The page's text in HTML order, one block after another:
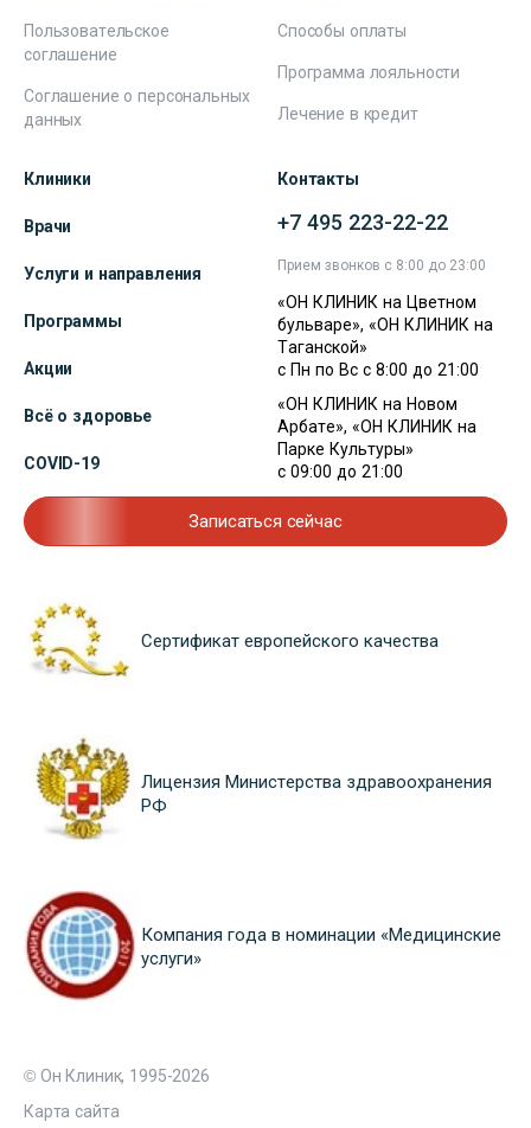
Пользовательское
соглашение
Соглашение о персональных
данных
Способы оплаты
Программа лояльности
Лечение в кредит
Клиники
Врачи
Услуги и направления
Программы
Акции
Всё о здоровье
COVID-19
Контакты
+7 495 223-22-22
Прием звонков с 8:00 до 23:00
«ОН КЛИНИК на Цветном
бульваре», «ОН КЛИНИК на
Таганской»
с Пн по Вс с 8:00 до 21:00
«ОН КЛИНИК на Новом
Арбате», «ОН КЛИНИК на
Парке Культуры»
с 09:00 до 21:00
Записаться сейчас
Сертификат европейского качества
Лицензия Министерства здравоохранения
РФ
Компания года в номинации «Медицинские
услуги»
© Он Клиник, 1995-2026
Карта сайта